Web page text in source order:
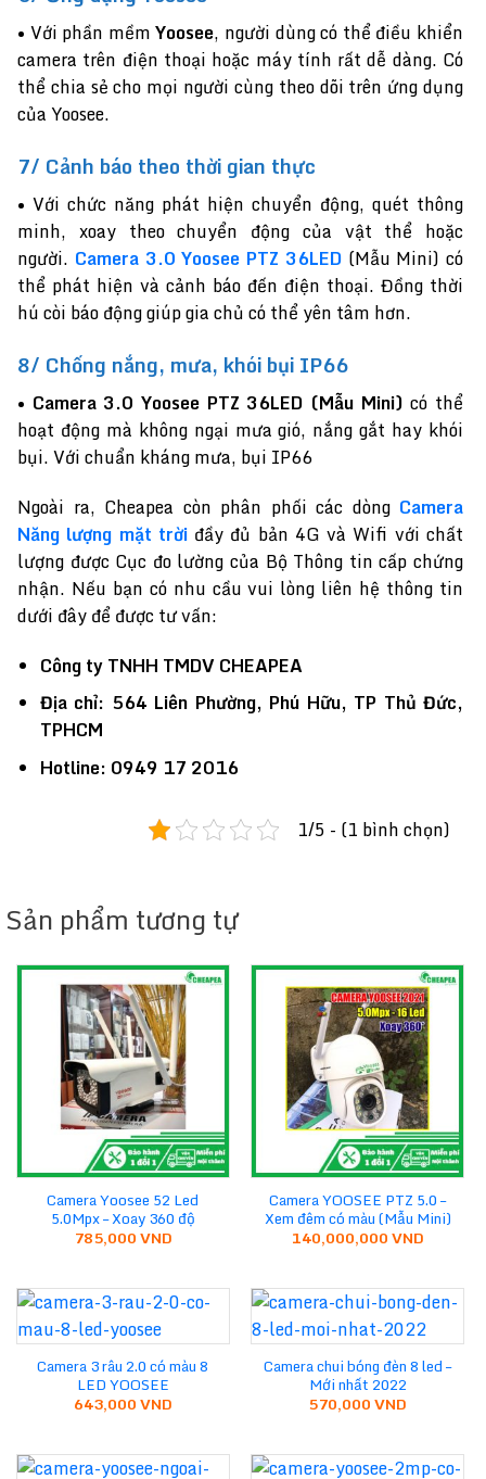
• Với phần mềmYoosee, người dùng có thể điều khiển
camera trên điện thoại hoặc máy tính rất dễ dàng. Có
thể chia sẻ cho mọi người cùng theo dõi trên ứng dụng
của Yoosee.
7/ Cảnh báo theo thời gian thực
• Với chức năng phát hiện chuyển động, quét thông
minh, xoay theo chuyển động của vật thể hoặc
người. Camera 3.0 Yoosee PTZ 36LED(Mẫu Mini) có
thể phát hiện và cảnh báo đến điện thoại. Đồng thời
hú còi báo động giúp gia chủ có thể yên tâm hơn.
8/ Chống nắng, mưa, khói bụi IP66
• ️ Camera 3.0 Yoosee PTZ 36LED (Mẫu Mini)có thể
hoạt động mà không ngại mưa gió, nắng gắt hay khói
bụi. Với chuẩn kháng mưa, bụi IP66
Ngoài ra, Cheapea còn phân phối các dòng Camera
Năng lượng mặt trờiđầy đủ bản 4G và Wifi với chất
lượng được Cục đo lường của Bộ Thông tin cấp chứng
nhận. Nếu bạn có nhu cầu vui lòng liên hệ thông tin
dưới đây để được tư vấn:
Công ty TNHH TMDV CHEAPEA
Địa chỉ: 564 Liên Phường, Phú Hữu, TP Thủ Đức,
TPHCM
Hotline: 0949 17 2016
1/5 - (1 bình chọn)
Sản phẩm tương tự
Camera Yoosee 52 Led
5.0Mpx – Xoay 360 độ
785,000VND
Camera YOOSEE PTZ 5.0 –
Xem đêm có màu (Mẫu Mini)
140,000,000VND
Camera 3 râu 2.0 có màu 8
LED YOOSEE
643,000VND
Camera chui bóng đèn 8 led –
Mới nhất 2022
570,000VND